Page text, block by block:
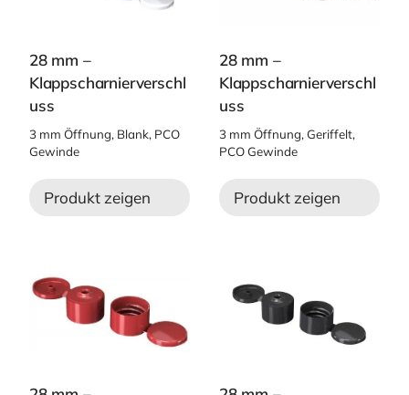
28 mm –
Klappscharnierverschl
uss
3 mm Öffnung, Blank, PCO
Gewinde
Produkt zeigen
28 mm –
Klappscharnierverschl
uss
3 mm Öffnung, Geriffelt,
PCO Gewinde
Produkt zeigen